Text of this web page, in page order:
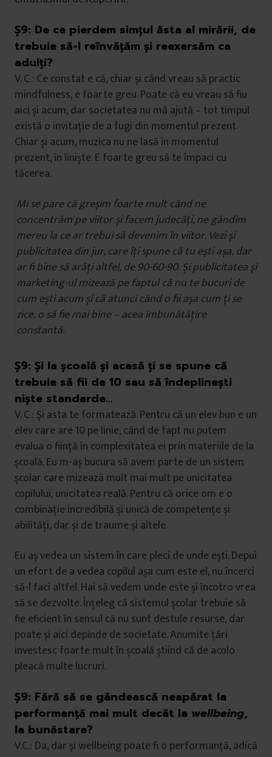
Ș9: De ce pierdem simțul ăsta al mirării, de
trebuie să-l reînvățăm și reexersăm ca
adulți?
V. C.: Ce constat e că, chiar și când vreau să practic
mindfulness, e foarte greu. Poate că eu vreau să fiu
aici și acum, dar societatea nu mă ajută – tot timpul
există o invitație de a fugi din momentul prezent.
Chiar și acum, muzica nu ne lasă în momentul
prezent, în liniște. E foarte greu să te împaci cu
tăcerea.
Mi se pare că greșim foarte mult când ne
concentrăm pe viitor și facem judecăți, ne gândim
mereu la ce ar trebui să devenim în viitor. Vezi și
publicitatea din jur, care îți spune că tu ești așa, dar
ar fi bine să arăți altfel, de 90-60-90. Și publicitatea și
marketing-ul mizează pe faptul că nu te bucuri de
cum ești acum și că atunci când o fii așa cum ți se
zice, o să fie mai bine – acea îmbunătățire
constantă.
Ș9: Și la școală și acasă ți se spune că
trebuie să fii de 10 sau să îndeplinești
niște standarde…
V. C.: Și asta te formatează. Pentru că un elev bun e un
elev care are 10 pe linie, când de fapt nu putem
evalua o ființă în complexitatea ei prin materiile de la
școală. Eu m-aș bucura să avem parte de un sistem
școlar care mizează mult mai mult pe unicitatea
copilului, unicitatea reală. Pentru că orice om e o
combinație incredibilă și unică de competențe și
abilități, dar și de traume și altele.
Eu aș vedea un sistem în care pleci de unde ești. Depui
un efort de a vedea copilul așa cum este el, nu încerci
să-l faci altfel. Hai să vedem unde este și încotro vrea
să se dezvolte. Înțeleg că sistemul școlar trebuie să
fie eficient în sensul că nu sunt destule resurse, dar
poate și aici depinde de societate. Anumite țări
investesc foarte mult în școală știind că de acolo
pleacă multe lucruri.
Ș9: Fără să se gândească neapărat la
performanță mai mult decât la wellbeing,
la bunăstare?
V.C.: Da, dar și wellbeing poate fi o performanță, adică